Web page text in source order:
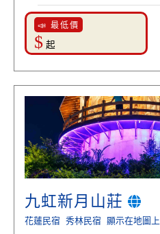
📣 最低價
$ 起
九虹新月山莊
花蓮民宿 秀林民宿 顯示在地圖上